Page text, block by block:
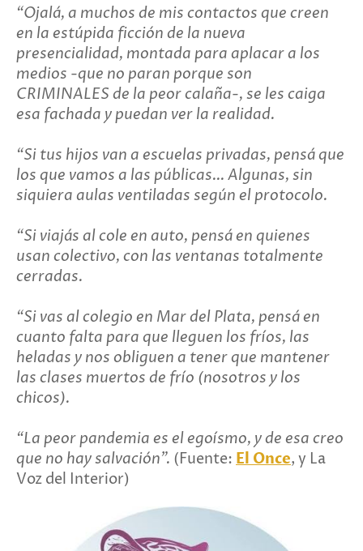
“Ojalá, a muchos de mis contactos que creen
en la estúpida ficción de la nueva
presencialidad, montada para aplacar a los
medios -que no paran porque son
CRIMINALES de la peor calaña-, se les caiga
esa fachada y puedan ver la realidad.
“Si tus hijos van a escuelas privadas, pensá que
los que vamos a las públicas... Algunas, sin
siquiera aulas ventiladas según el protocolo.
“Si viajás al cole en auto, pensá en quienes
usan colectivo, con las ventanas totalmente
cerradas.
“Si vas al colegio en Mar del Plata, pensá en
cuanto falta para que lleguen los fríos, las
heladas y nos obliguen a tener que mantener
las clases muertos de frío (nosotros y los
chicos).
“La peor pandemia es el egoísmo, y de esa creo
que no hay salvación”. (Fuente: El Once, y La
Voz del Interior)